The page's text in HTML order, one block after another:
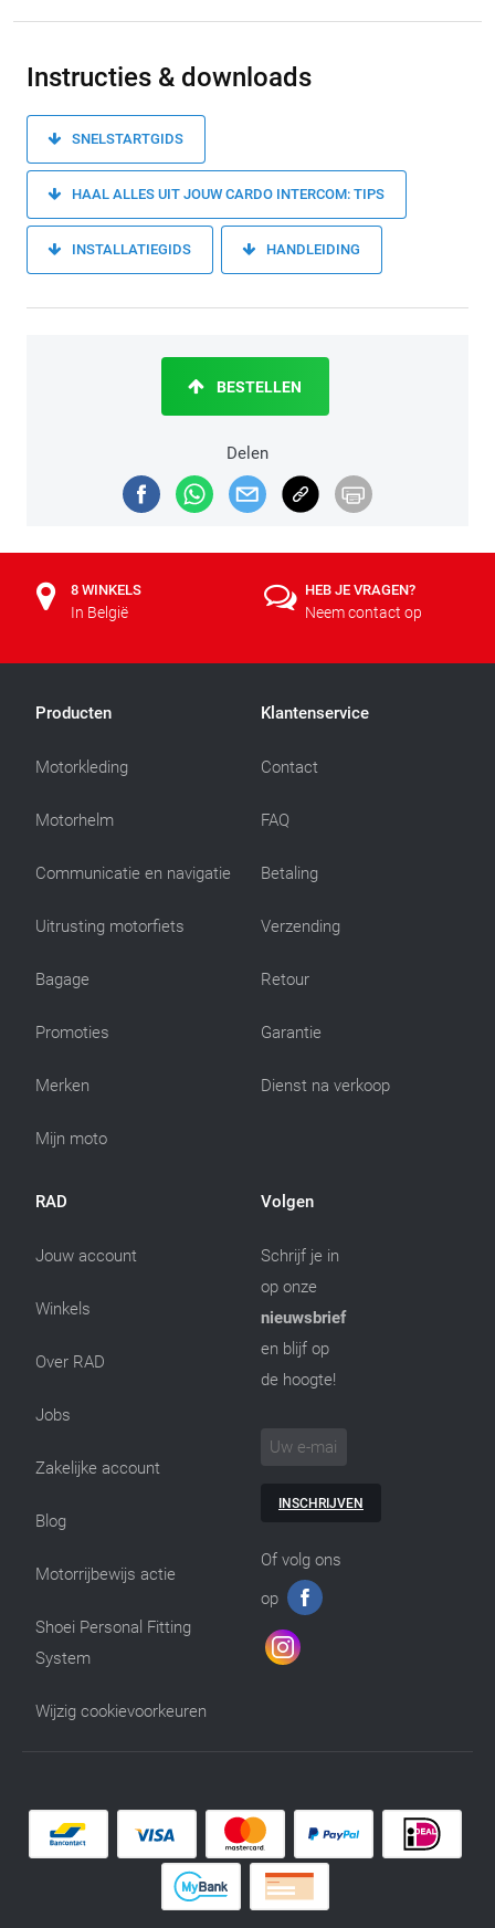
Instructies & downloads
SNELSTARTGIDS
HAAL ALLES UIT JOUW CARDO INTERCOM: TIPS
INSTALLATIEGIDS HANDLEIDING
Delen
BESTELLEN
8 WINKELS
In België
HEB JE VRAGEN?
Neem contact op
Producten
Motorkleding
Motorhelm
Communicatie en navigatie
Uitrusting motorfiets
Bagage
Promoties
Merken
Mijn moto
Klantenservice
Contact
FAQ
Betaling
Verzending
Retour
Garantie
Dienst na verkoop
RAD
Jouw account
Winkels
Over RAD
Jobs
Zakelijke account
Blog
Motorrijbewijs actie
Shoei Personal Fitting
System
Wijzig cookievoorkeuren
Volgen
Schrijf je in
op onze
nieuwsbrief
en blijf op
de hoogte!
INSCHRIJVEN
Of volg ons
op